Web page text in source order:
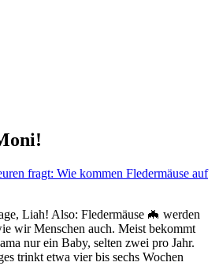
fragt: Wie kommen Fledermäuse auf
Liah! Also: Fledermäuse 🦇 werden
wir Menschen auch. Meist bekommt
nur ein Baby, selten zwei pro Jahr.
trinkt etwa vier bis sechs Wochen